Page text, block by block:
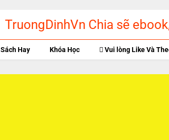
TruongDinhVn Chia sẽ
phần mềm học tập miễn phí
Sách Hay Khóa Học Vui lòng Like Và